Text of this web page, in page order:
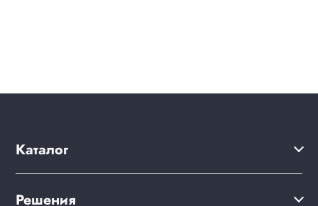
Каталог
Решения
Решения